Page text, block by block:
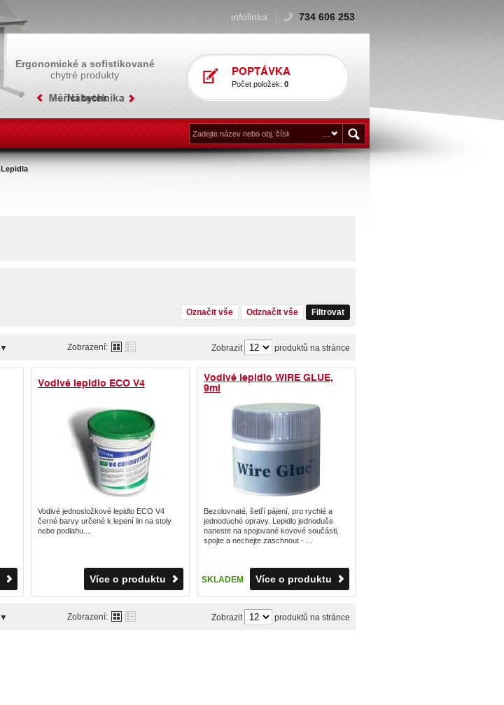
Ergonomické a sofistikované
chytré produkty
infolinka 734 606 253
POPTÁVKA
Počet položek: 0
Lepidla
Označit vše
Odznačit vše Filtrovat
▼ Zobrazení: Zobrazit produktů na stránce
Vodivé lepidlo ECO V4
Vodivé jednosložkové lepidlo ECO V4
černé barvy určené k lepení lin na stoly
nebo podlahu....
Více o produktu
Vodivé lepidlo WIRE GLUE,
9ml
Bezolovnaté, šetří pájení, pro rychlé a
jednoduché opravy. Lepidlo jednoduše
naneste na spojované kovové součásti,
spojte a nechejte zaschnout - ...
SKLADEM Více o produktu
▼ Zobrazení: Zobrazit produktů na stránce